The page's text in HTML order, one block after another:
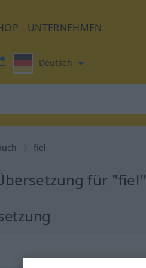
UNTERNEHMEN
Deutsch
fiel
für "fiel"